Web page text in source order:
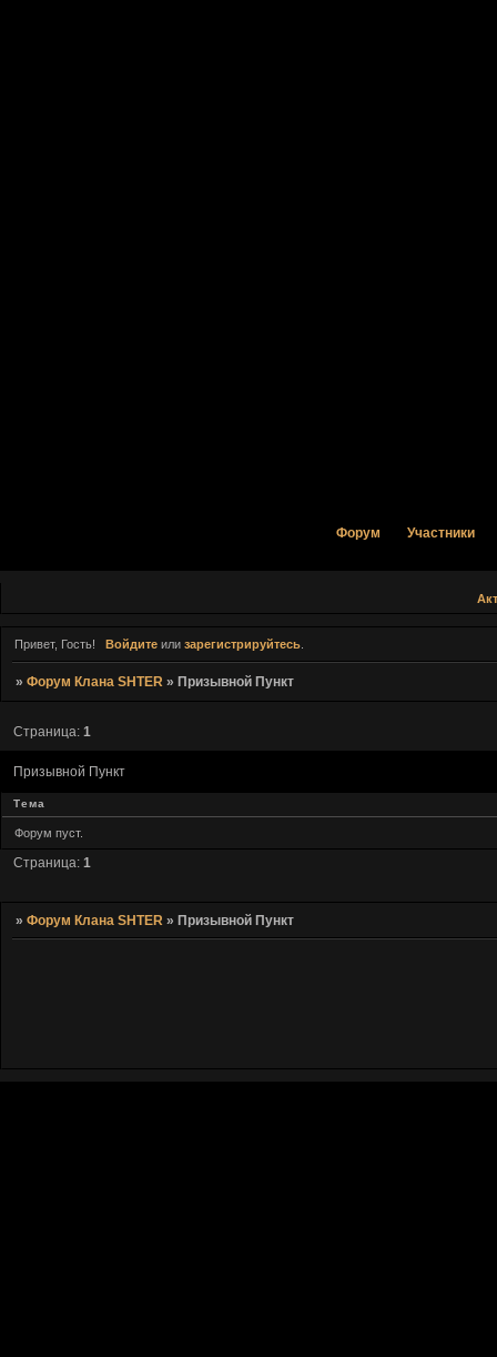
Форум Участники
Привет, Гость! Войдитеили зарегистрируйтесь.
»Форум Клана SHTER » Призывной Пункт
Призывной Пункт
Страница:1
Тема
Форум пуст.
Страница:1
»Форум Клана SHTER » Призывной Пункт